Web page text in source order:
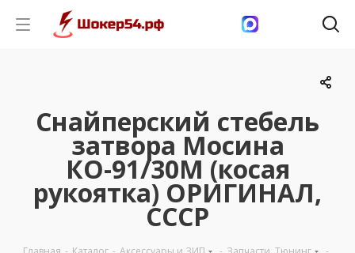
Снайперский стебель
затвора Мосина
КО-91/30М (косая
рукоятка) ОРИГИНАЛ,
СССР